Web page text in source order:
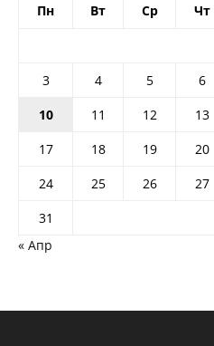
Пн Вт Ср Чт
3
4 5 6
10
11 12 13
17
18 19 20
24
25 26 27
31
« Апр